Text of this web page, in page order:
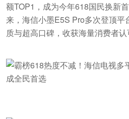
额TOP1，成为今年618国民换新
来，海信小墨E5S Pro多次登顶平
质与超高口碑，收获海量消费者认